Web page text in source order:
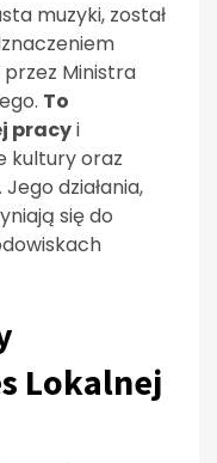
muzyki, został
przez Ministra
To
pracyi
kultury oraz
działania,
się do
Lokalnej